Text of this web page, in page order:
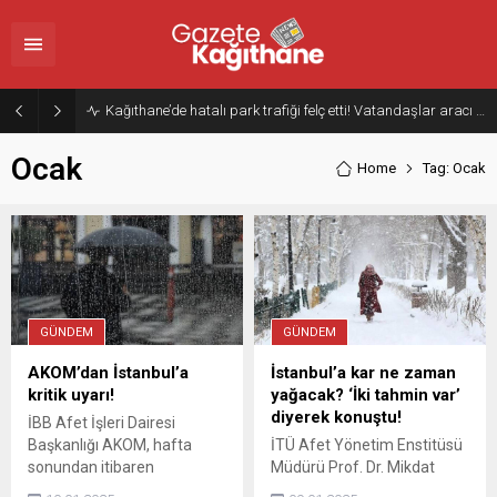
Ocak Home Tag: Ocak
GÜNDEM
AKOM’dan İstanbul’a
kritik uyarı!
İBB Afet İşleri Dairesi
Başkanlığı AKOM, hafta
sonundan itibaren
GÜNDEM
İstanbul’a kar ne zaman
yağacak? ‘İki tahmin var’
diyerek konuştu!
İTÜ Afet Yönetim Enstitüsü
Müdürü Prof. Dr. Mikdat